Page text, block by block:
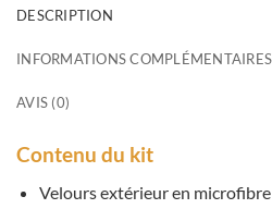
DESCRIPTION
INFORMATIONS COMPLÉMENTAIRES
AVIS (0)
Contenu du kit
Velours extérieur en